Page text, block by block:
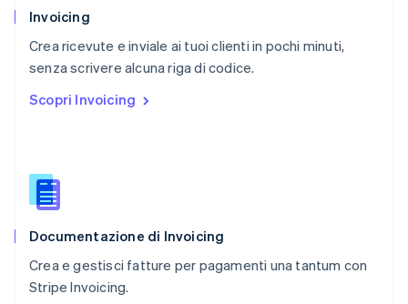
Invoicing
Crea ricevute e inviale ai tuoi clienti in pochi minuti,
senza scrivere alcuna riga di codice.
Scopri Invoicing
Documentazione di Invoicing
Crea e gestisci fatture per pagamenti una tantum con
Stripe Invoicing.
RAS di Hong Kong, Cina
English
Regno Unito
English
English
English
Slovacchia
Slovenia
Spagna
EspañolEnglish